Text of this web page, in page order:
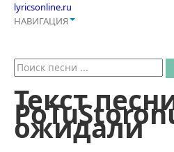
lyricsonline.ru
НАВИГАЦИЯ
Текст
ожидали